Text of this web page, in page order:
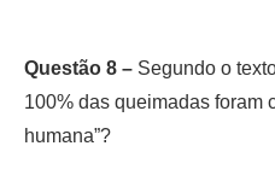
Questão 8 – Segundo o
100% das queimadas foram
humana”?